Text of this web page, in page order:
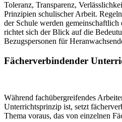
Toleranz, Transparenz,
Prinzipien schulischer Arbeit.
der Schule werden gemeinschaftlich
richtet sich der Blick auf die
Bezugspersonen für
Fächerverbindender
Während fachübergreifendes
Unterrichtsprinzip ist, setzt
Thema voraus, das von einzelnen